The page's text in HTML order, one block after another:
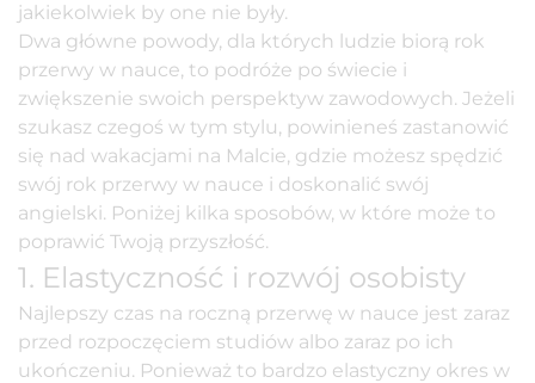
jakiekolwiek by one nie były.
Dwa główne powody, dla których ludzie biorą rok
przerwy w nauce, to podróże po świecie i
zwiększenie swoich perspektyw zawodowych. Jeżeli
szukasz czegoś w tym stylu, powinieneś zastanowić
się nad wakacjami na Malcie, gdzie możesz spędzić
swój rok przerwy w nauce i doskonalić swój
angielski. Poniżej kilka sposobów, w które może to
poprawić Twoją przyszłość.
1. Elastyczność i rozwój osobisty
Najlepszy czas na roczną przerwę w nauce jest zaraz
przed rozpoczęciem studiów albo zaraz po ich
ukończeniu. Ponieważ to bardzo elastyczny okres w